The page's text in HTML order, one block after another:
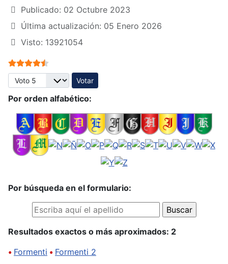
Publicado: 02 Octubre 2023
Última actualización: 05 Enero 2026
Visto: 13921054
Ratio:4.5/
Por favor, vote
Por orden alfabético:
Por búsqueda en el formulario:
Resultados exactos o más aproximados: 2
• Formenti • Formenti 2